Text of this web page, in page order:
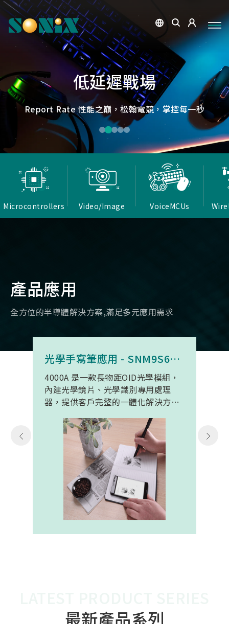
微小核心，巨大力量
松翰MCU：極致效能，智慧應用無所不在
低延遲戰場
Report Rate 性能之巔，松翰電競，掌控每一秒
捕捉每個清晰瞬間
高畫質ISP技術，支援HDR/3D降噪，提供卓越影像處理
能力
點讀魔法，數位學習新體驗
OID光學辨識技術，紙本內容瞬間數位化，開啟互動新篇
章
低延遲，無線視界
確保流暢穩定的影像傳輸
Microcontrollers Video/Image VoiceMCUs
產品應用
全方位的半導體解決方案,滿足多元應用需求
光學手寫筆應用 - SNM9S6100BC4000A
4000A 是一款長物距OID光學模組，
內建光學鏡片、光學識別專用處理
器，提供客戶完整的一體化解決方
置開發。模組在保持小型化的同時，
延伸了可用物距範圍，使其能在離紙
面更遠的位置仍精確讀取碼點，同時
內建的高幀率SoC，能確保書寫筆跡
的連續與準確。 透過4000A模組能有
效縮短客戶開發週期，並確保在小型
裝置中仍維持高精度與穩定度，讓產
品能夠以最自然的方式，將紙本與數
位內容緊密連結。
最新產品系列